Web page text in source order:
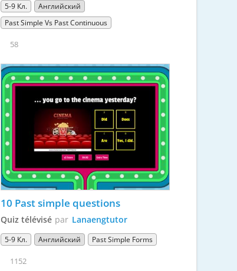
5-9 Кл.
Английский
Past Simple Vs Past Continuous
58
10 Past simple questions
Quiz télévisé par Lanaengtutor
5-9 Кл. Английский Past Simple Forms
1152